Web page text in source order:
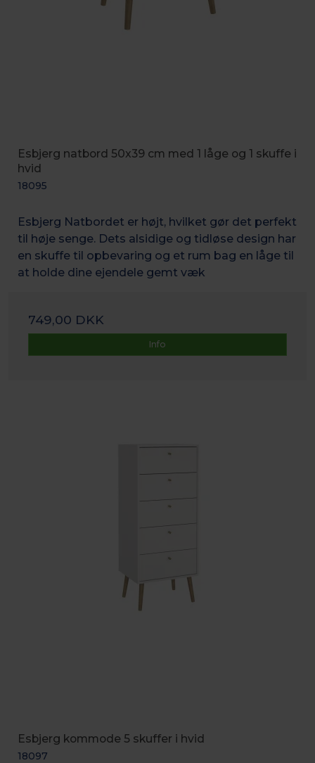
Esbjerg natbord 50x39 cm med 1 låge og 1 skuffe i
hvid
18095
Esbjerg Natbordet er højt, hvilket gør det perfekt
til høje senge. Dets alsidige og tidløse design har
en skuffe til opbevaring og et rum bag en låge til
at holde dine ejendele gemt væk
749,00 DKK
Info
Esbjerg kommode 5 skuffer i hvid
18097